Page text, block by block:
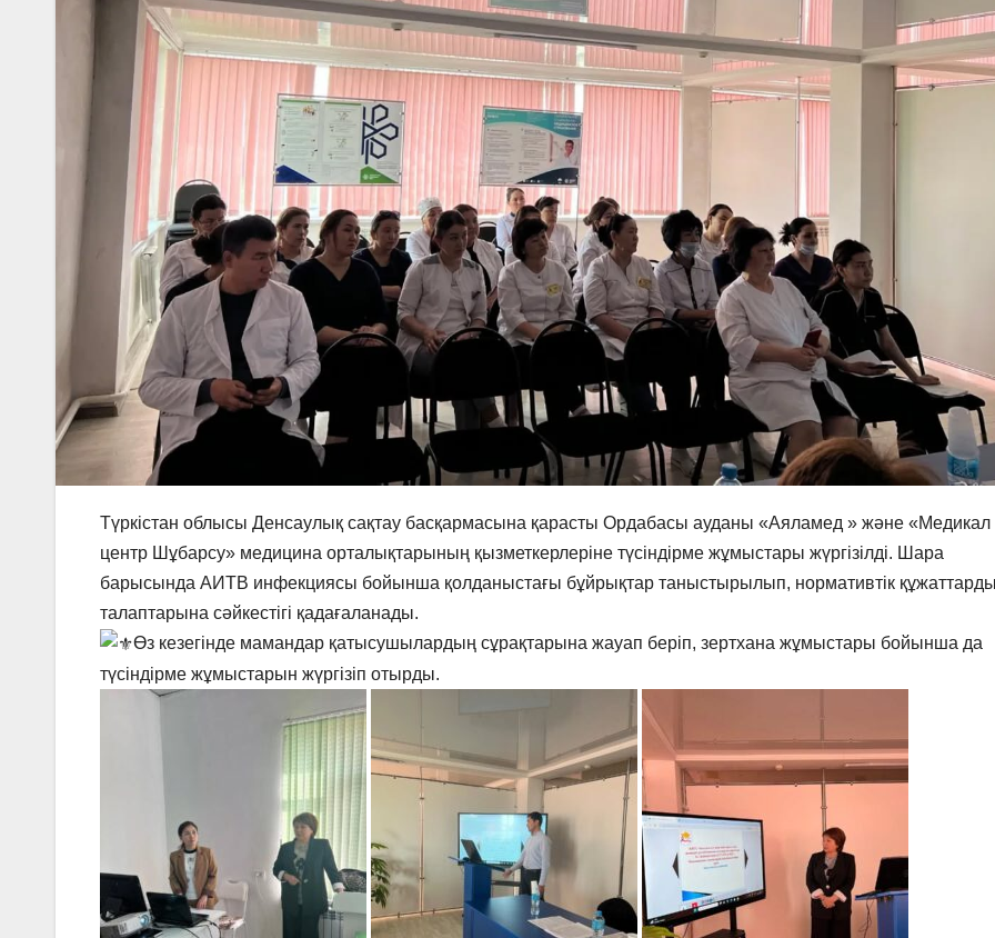
Түркістан облысы Денсаулық сақтау басқармасына қарасты Ордабасы ауданы «Аяламед » және «Медикал
центр Шұбарсу» медицина орталықтарының қызметкерлеріне түсіндірме жұмыстары жүргізілді. Шара
барысында АИТВ инфекциясы бойынша қолданыстағы бұйрықтар таныстырылып, нормативтік
талаптарына сәйкестігі қадағаланады.
Өз кезегінде мамандар қатысушылардың сұрақтарына жауап беріп, зертхана жұмыстары бойынша да
түсіндірме жұмыстарын жүргізіп отырды.